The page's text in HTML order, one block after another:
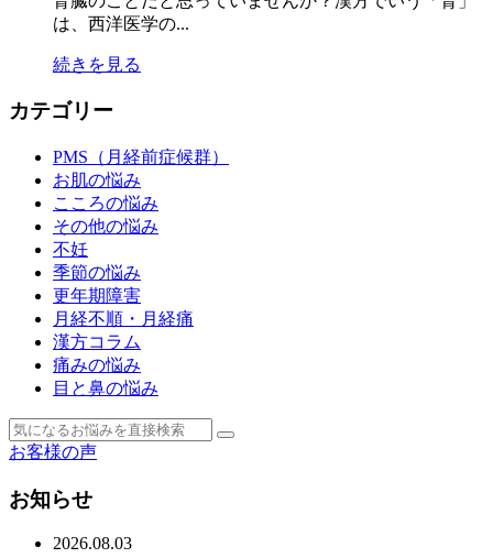
は、西洋医学の...
続きを見る
カテゴリー
PMS（月経前症候群）
お肌の悩み
こころの悩み
その他の悩み
不妊
季節の悩み
更年期障害
月経不順・月経痛
漢方コラム
痛みの悩み
目と鼻の悩み
お客様の声
お知らせ
2026.08.03